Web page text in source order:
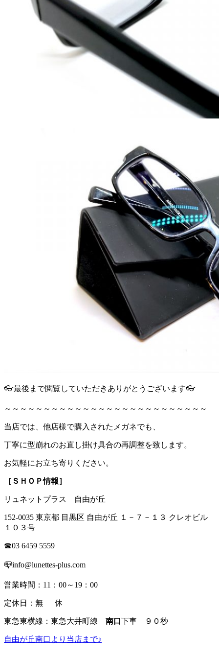
👓最後まで閲覧していただきありがとうございます👓
～～～～～～～～～～～～～～～～～～～～～～～～～～
当店では、他店様で購入されたメガネでも、
丁寧に型崩れのお直し掛け具合の再調整を致します。
お気軽にお立ち寄りください。
［ＳＨＯＰ情報］
リュネットプラス 自由が丘
152-0035 東京都 目黒区 自由が丘 １－７－１３ クレオビル
１０３号
☎03 6459 5559
📪info@lunettes-plus.com
営業時間：11：00～19：00
定休日：無 休
東急東横線：東急大井町線 南口 下車 ９０秒
自由が丘南口より当店まで♪